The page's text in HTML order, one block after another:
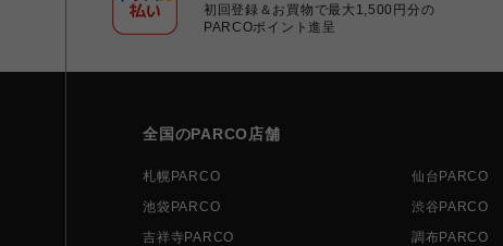
初回登録＆お買物で最大1,500円分の
PARCOポイント進呈
全国のPARCO店舗
札幌PARCO 仙台PARCO
池袋PARCO
渋谷PARCO
吉祥寺PARCO
調布PARCO